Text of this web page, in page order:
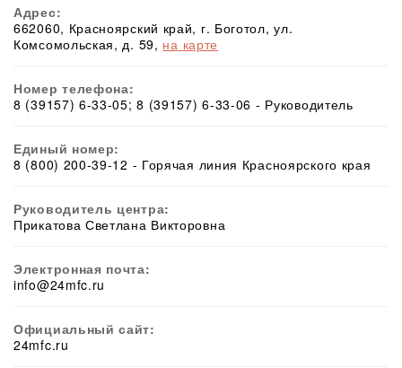
Адрес:
662060, Красноярский край, г. Боготол, ул.
Комсомольская, д. 59, на карте
Номер телефона:
8 (39157) 6-33-05; 8 (39157) 6-33-06 - Руководитель
Единый номер:
8 (800) 200-39-12 - Горячая линия Красноярского края
Руководитель центра:
Прикатова Светлана Викторовна
Электронная почта:
info@24mfc.ru
Официальный сайт:
24mfc.ru